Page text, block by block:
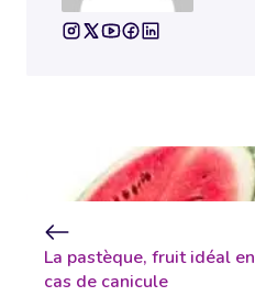
La pastèque, fruit idéal en
cas de canicule